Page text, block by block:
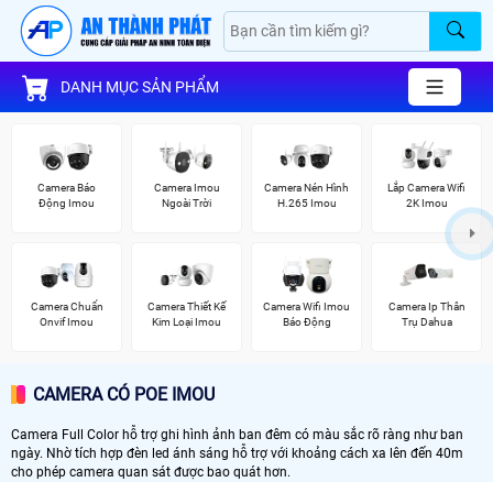
DANH MỤC SẢN PHẨM
Camera Báo
Động Imou
Camera Imou
Ngoài Trời
Camera Nén Hình
H.265 Imou
Lắp Camera Wifi
2K Imou
Camera Chuẩn
Onvif Imou
Camera Thiết Kế
Kim Loại Imou
Camera Wifi Imou
Báo Động
Camera Ip Thân
Trụ Dahua
CAMERA CÓ POE IMOU
Camera Full Color hỗ trợ ghi hình ảnh ban đêm có màu sắc rõ ràng như ban
ngày. Nhờ tích hợp đèn led ánh sáng hỗ trợ với khoảng cách xa lên đến 40m
cho phép camera quan sát được bao quát hơn.